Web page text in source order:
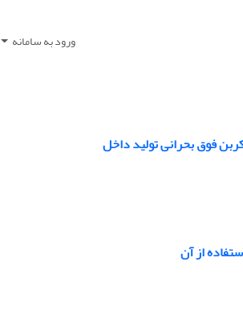
ورود به سامانه